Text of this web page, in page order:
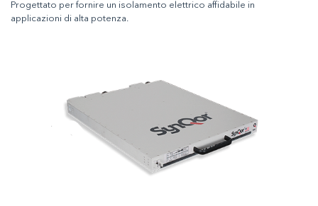
Progettato per fornire un isolamento elettrico affidabile in
applicazioni di alta potenza.